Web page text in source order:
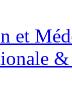
et